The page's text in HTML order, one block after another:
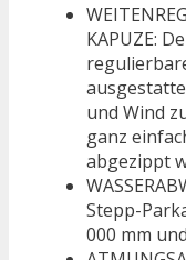
KAPUZE:
und Wind
ganz
abgezippt
Stepp-
000 mm